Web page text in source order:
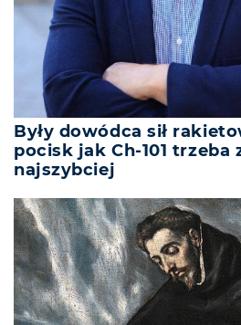
Były dowódca sił
pocisk jak Ch-101 trzeba
najszybciej